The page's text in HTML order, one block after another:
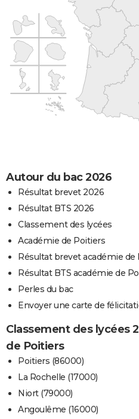
Autour du bac 2026
Résultat brevet 2026
Résultat BTS 2026
Classement des lycées
Académie de Poitiers
Résultat brevet académie de
Résultat BTS académie de
Perles du bac
Envoyer une carte de
Classement des lycées
de Poitiers
Poitiers (86000)
La Rochelle (17000)
Niort (79000)
Angoulême (16000)